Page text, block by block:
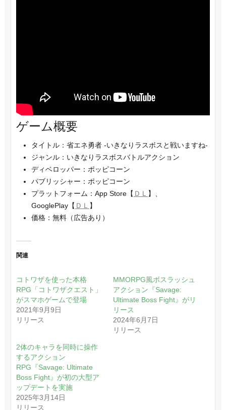
ゲーム概要
タイトル：省エネ勇者 -いきなりラスボスと戦いますね-
ジャンル：いきなりラスボスバトルアクション
ディベロッパー：ポッピコーン
パブリッシャー：ポッピコーン
プラットフォーム：App Store【 ＤＬ
】、
GooglePlay【 ＤＬ
】
価格：無料（広告あり）
関連
コトワザを使った本格
RPG「コトワザクエスト」
がスマホゲームで登場
2021年9月9日
リリース
MMORPG風ボスラッシュ
アクション『Savage:
Ultimate Boss Fight』がリ
リース
2024年6月7日
リリース
2体のキャラを同時に操作
するアクション
RPG『Savage: Ultimate
Boss Fight』が初の大型ア
ップデートを実施
2025年3月14日
リリース